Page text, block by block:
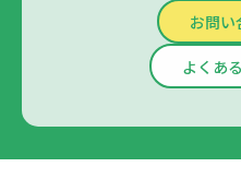
お問い
よくあ